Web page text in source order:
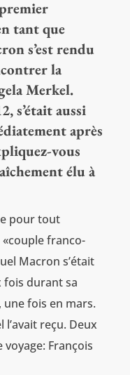
tant que
s’est rendu
la
Merkel.
s’était aussi
après
vous
élu à
pour tout
franco-
Macron s’était
fois durant sa
une fois en mars.
reçu. Deux
François